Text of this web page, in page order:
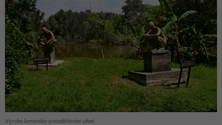
Výroba keramiky a rozdělávání ohně